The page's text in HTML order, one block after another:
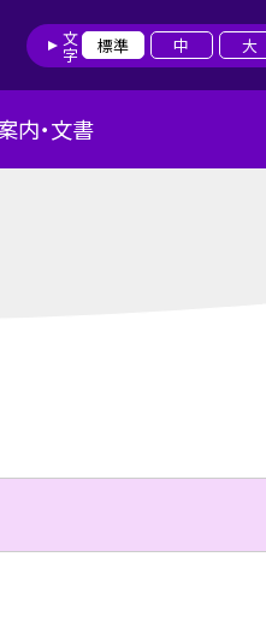
文字 標準 中 大
内・文書